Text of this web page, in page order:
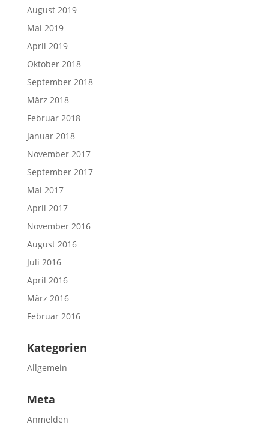
August 2019
Mai 2019
April 2019
Oktober 2018
September 2018
März 2018
Februar 2018
Januar 2018
November 2017
September 2017
Mai 2017
April 2017
November 2016
August 2016
Juli 2016
April 2016
März 2016
Februar 2016
Kategorien
Allgemein
Meta
Anmelden